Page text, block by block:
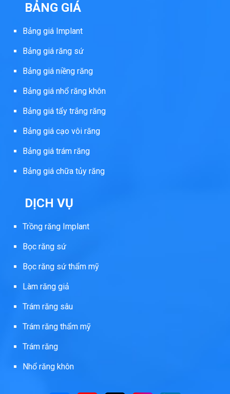
BẢNG GIÁ
Bảng giá Implant
Bảng giá răng sứ
Bảng giá niềng răng
Bảng giá nhổ răng khôn
Bảng giá tẩy trắng răng
Bảng giá cạo vôi răng
Bảng giá trám răng
Bảng giá chữa tủy răng
DỊCH VỤ
Trồng răng Implant
Bọc răng sứ
Bọc răng sứ thẩm mỹ
Làm răng giả
Trám răng sâu
Trám răng thẩm mỹ
Trám răng
Nhổ răng khôn